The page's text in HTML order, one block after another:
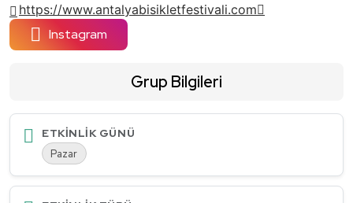
https://www.antalyabisikletfestivali.com
Instagram
Grup Bilgileri
ETKINLIK GÜNÜ
Pazar